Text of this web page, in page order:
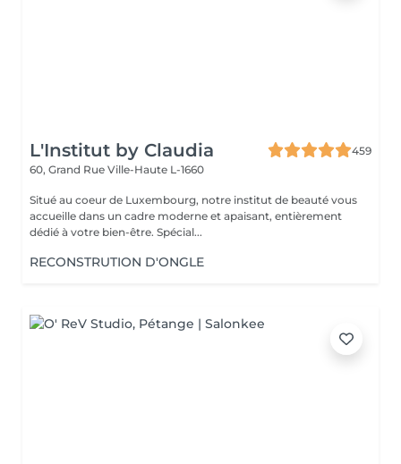
L'Institut by Claudia
459
60, Grand Rue Ville-Haute L-1660
Situé au coeur de Luxembourg, notre institut de beauté vous
accueille dans un cadre moderne et apaisant, entièrement
dédié à votre bien-être. Spécial...
RECONSTRUTION D'ONGLE